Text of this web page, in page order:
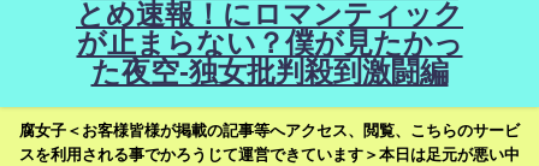
とめ速報！にロマンティック
が止まらない？僕が見たかっ
た夜空-独女批判殺到激闘編
腐女子＜お客様皆様が掲載の記事等へアクセス、閲覧、こちらのサービ
スを利用される事でかろうじて運営できています＞本日は足元が悪い中